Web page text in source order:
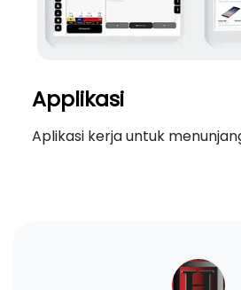
Applikasi
Aplikasi kerja untuk